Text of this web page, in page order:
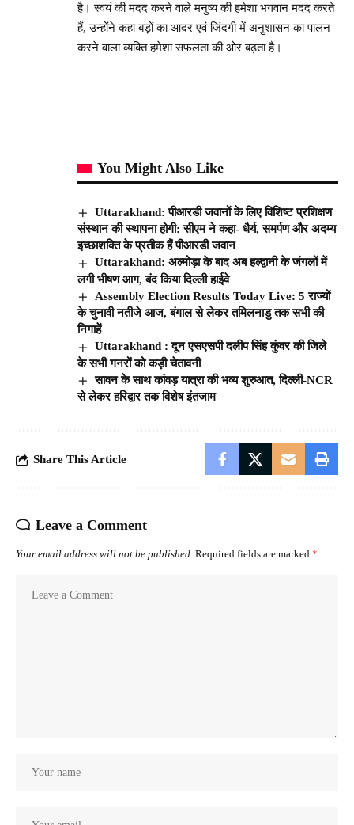
है। स्वयं की मदद करने वाले मनुष्य की हमेशा भगवान मदद करते
हैं, उन्होंने कहा बड़ों का आदर एवं जिंदगी में अनुशासन का पालन
करने वाला व्यक्ति हमेशा सफलता की ओर बढ़ता है।
You Might Also Like
Uttarakhand: पीआरडी जवानों के लिए विशिष्ट प्रशिक्षण
संस्थान की स्थापना होगी: सीएम ने कहा- धैर्य, समर्पण और अदम्य
इच्छाशक्ति के प्रतीक हैं पीआरडी जवान
Uttarakhand: अल्मोड़ा के बाद अब हल्द्वानी के जंगलों में
लगी भीषण आग, बंद किया दिल्ली हाईवे
Assembly Election Results Today Live: 5 राज्यों
के चुनावी नतीजे आज, बंगाल से लेकर तमिलनाडु तक सभी की
निगाहें
Uttarakhand : दून एसएसपी दलीप सिंह कुंवर की जिले
के सभी गनरों को कड़ी चेतावनी
सावन के साथ कांवड़ यात्रा की भव्य शुरुआत, दिल्ली-NCR
से लेकर हरिद्वार तक विशेष इंतजाम
Share This Article
Leave a Comment
Your email address will not be published. Required fields are marked *